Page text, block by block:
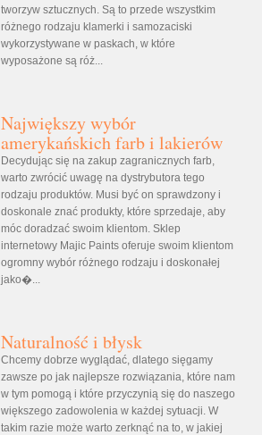
tworzyw sztucznych. Są to przede wszystkim
różnego rodzaju klamerki i samozaciski
wykorzystywane w paskach, w które
wyposażone są róż...
Największy wybór
amerykańskich farb i lakierów
Decydując się na zakup zagranicznych farb,
warto zwrócić uwagę na dystrybutora tego
rodzaju produktów. Musi być on sprawdzony i
doskonale znać produkty, które sprzedaje, aby
móc doradzać swoim klientom. Sklep
internetowy Majic Paints oferuje swoim klientom
ogromny wybór różnego rodzaju i doskonałej
jako�...
Naturalność i błysk
Chcemy dobrze wyglądać, dlatego sięgamy
zawsze po jak najlepsze rozwiązania, które nam
w tym pomogą i które przyczynią się do naszego
większego zadowolenia w każdej sytuacji. W
takim razie może warto zerknąć na to, w jakiej